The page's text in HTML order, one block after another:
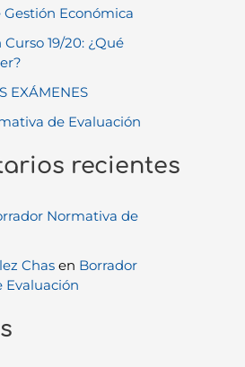
Económica
19/20: ¿Qué
EXÁMENES
de Evaluación
recientes
Normativa de
Chas en Borrador
Evaluación